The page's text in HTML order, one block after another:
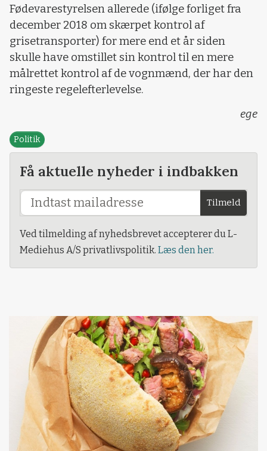
Fødevarestyrelsen allerede (ifølge forliget fra
december 2018 om skærpet kontrol af
grisetransporter) for mere end et år siden
skulle have omstillet sin kontrol til en mere
målrettet kontrol af de vognmænd, der har den
ringeste regelefterlevelse.
ege
Politik
Få aktuelle nyheder i indbakken
Tilmeld
Ved tilmelding af nyhedsbrevet accepterer du L-
Mediehus A/S privatlivspolitik. Læs den her.